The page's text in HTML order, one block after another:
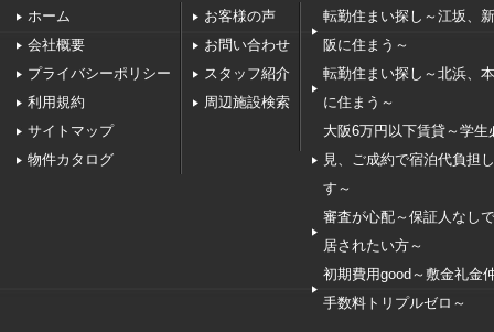
ホーム
会社概要
プライバシーポリシー
利用規約
サイトマップ
物件カタログ
お客様の声
お問い合わせ
スタッフ紹介
周辺施設検索
転勤住まい探し～江坂、
阪に住まう～
転勤住まい探し～北浜、
に住まう～
大阪6万円以下賃貸～学生
見、ご成約で宿泊代負担
す～
審査が心配～保証人なし
居されたい方～
初期費用good～敷金礼金
手数料トリプルゼロ～